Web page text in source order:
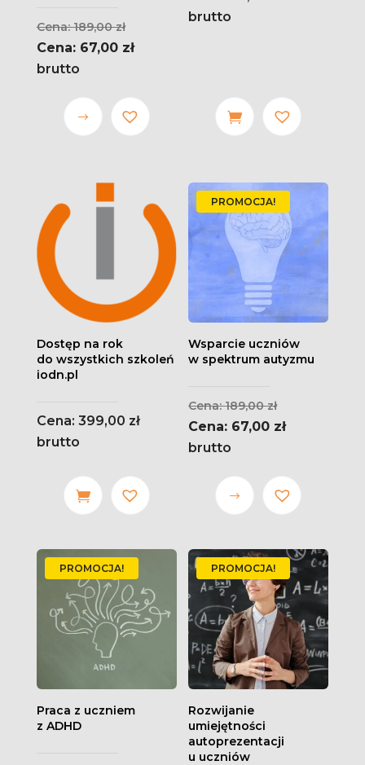
189,00złPierwotna
cena
67,00 złAktualna
67,00 zł.
brutto
Ten
produkt
wariantów.
Opcje
można
na stronie
produktu
brutto
Dostęp na rok
do wszystkich szkoleń
iodn.pl
399,00 zł
brutto
PROMOCJA!
Wsparcie uczniów
w spektrum autyzmu
189,00złPierwotna
cena
67,00 złAktualna
67,00 zł.
brutto
Ten
produkt
wariantów.
Opcje
można
wybrać
na stronie
produktu
PROMOCJA!
Praca z uczniem
z ADHD
PROMOCJA!
Rozwijanie
umiejętności
autoprezentacji
u uczniów